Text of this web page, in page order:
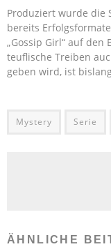
Produziert wurde die
bereits
„Gossip Girl“ auf
teuflische Treiben
geben wird, ist
Mystery Serie
ÄHNLICHE